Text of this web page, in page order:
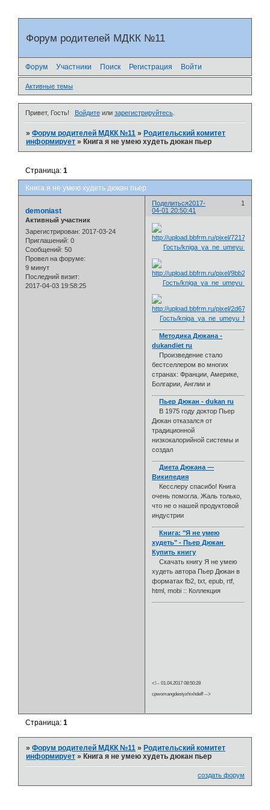
Форум родителей МДКК №11
Форум Участники Поиск Регистрация Войти
Активные темы
Привет, Гость! Войдитеили зарегистрируйтесь.
»Форум родителей МДКК №11 »Родительский комитет
информирует »Книга я не умею худеть дюкан пьер
Книга я не умею худеть дюкан пьер
Страница:1
Поделиться 1
2017-
04-01 20:50:41
demoniast
Активный участник
Зарегистрирован: 2017-03-24
Приглашений: 0
Сообщений: 50
Провел на форуме:
9 минут
Последний визит:
2017-04-03 19:58:25
Методика Дюкана -
dukandiet ru
Произведение стало
бестселлером во многих
странах: Франции, Америке,
Болгарии, Англии и
Пьер Дюкан - dukan ru
В 1975 году доктор Пьер
Дюкан отказался от
традиционной
низкокалорийной системы и
создал
Диета Дюкана —
Википедия
Кесслеру спасибо! Книга
очень помогла. Жаль только,
что не о нашей продуктовой
индустрии
Книга: "Я не умею
худеть" - Пьер Дюкан
Купить книгу
Скачать книгу Я не умею
худеть автора Пьер Дюкан в
форматах fb2, txt, epub, rtf,
html, mobi :: Коллекция
<!-- 01.04.2017 08:50:28
cpwomangdestyzhixhdeff -->
Страница:1
»Форум родителей МДКК №11 »Родительский комитет
информирует »Книга я не умею худеть дюкан пьер
создать форум